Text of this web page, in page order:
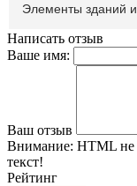
Элементы зданий
Написать отзыв
Ваше имя:
Ваш отзыв
Внимание: HTML не
текст!
Рейтинг